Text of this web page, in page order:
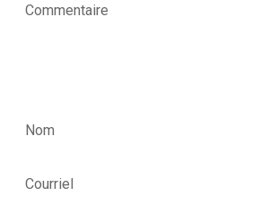
Commentaire
Nom
Courriel